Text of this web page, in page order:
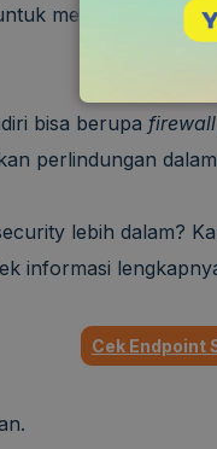
memperkuat
bisa berupa firewall
perlindungan
lebih dalam?
informasi
Cek Endpoint